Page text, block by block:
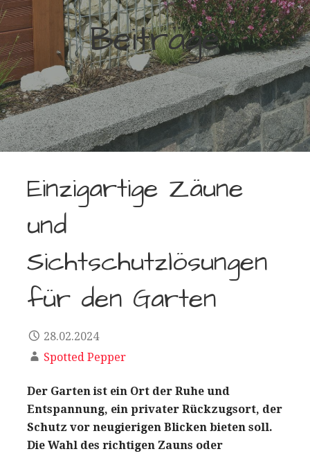
Beiträge
Einzigartige Zäune
und
Sichtschutzlösungen
für den Garten
28.02.2024
Spotted Pepper
Der Garten ist ein Ort der Ruhe und
Entspannung, ein privater Rückzugsort, der
Schutz vor neugierigen Blicken bieten soll.
Die Wahl des richtigen Zauns oder